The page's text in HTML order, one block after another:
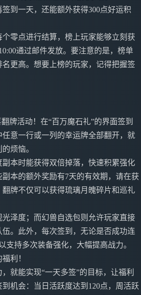
到一天，还能额外获得300点好运积
零点进行结算，榜上玩家能够立刻获
通过邮件发放。要注意的是，榜单
更高。想要上榜的玩家，记得把握签
牌活动！在“百万魔石礼”的界面签到
意一行或一列的幸运牌全部翻开，就
烦恼。
本时能获得双倍掉落，快速积累强化
本的额外奖励有7天的有效期，请在获
牌不仅可以获得琉璃月魄碎片和巡礼
泽度；而幻兽自选包则允许玩家直接
。此外，每次签到，无论是否成功连
支持多次装备强化，大幅提高战力。
利！
就能实现“一天多签”的目标，让福利
机会：当日活跃度达到120点，周活跃